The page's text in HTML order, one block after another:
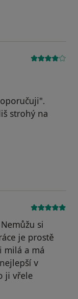
byl odstraněn
strohý na
si
je prostě
milá a má
v
ji vřele